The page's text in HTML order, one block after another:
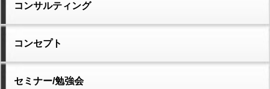
コンサルティング
コンセプト
セミナー/勉強会